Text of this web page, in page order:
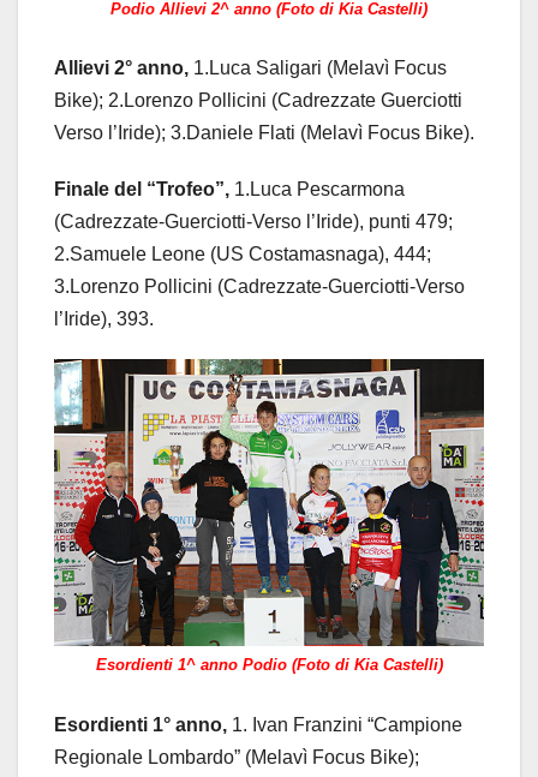
Podio Allievi 2^ anno (Foto di Kia Castelli)
Allievi 2° anno, 1.Luca Saligari (Melavì Focus
Bike); 2.Lorenzo Pollicini (Cadrezzate Guerciotti
Verso l’Iride); 3.Daniele Flati (Melavì Focus Bike).
Finale del “Trofeo”, 1.Luca Pescarmona
(Cadrezzate-Guerciotti-Verso l’Iride), punti 479;
2.Samuele Leone (US Costamasnaga), 444;
3.Lorenzo Pollicini (Cadrezzate-Guerciotti-Verso
l’Iride), 393.
Esordienti 1^ anno Podio (Foto di Kia Castelli)
Esordienti 1° anno, 1. Ivan Franzini “Campione
Regionale Lombardo” (Melavì Focus Bike);